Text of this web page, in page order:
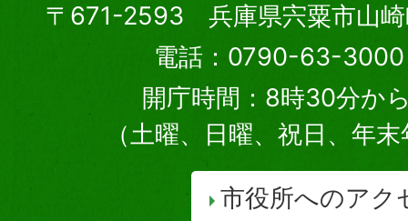
〒671-2593 兵庫県宍粟市山崎
電話：0790-63-3000
開庁時間：8時30分か
（土曜、日曜、祝日、年
市役所へのアク